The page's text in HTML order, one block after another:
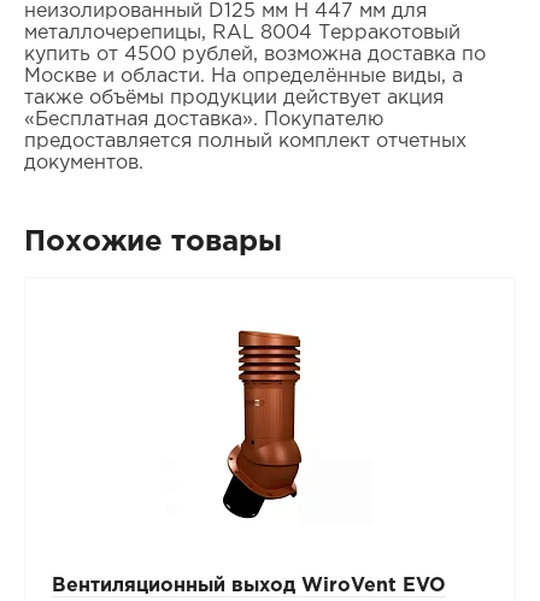
неизолированный D125 мм Н 447 мм для
металлочерепицы, RAL 8004 Терракотовый
купить от 4500 рублей, возможна доставка по
Москве и области. На определённые виды, а
также объёмы продукции действует акция
«Бесплатная доставка». Покупателю
предоставляется полный комплект отчетных
документов.
Похожие товары
Вентиляционный выход WiroVent EVO